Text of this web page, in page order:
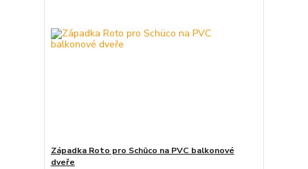
Západka Roto pro Schüco na PVC balkonové
dveře